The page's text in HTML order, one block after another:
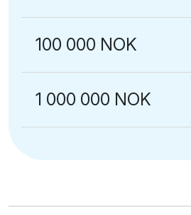
100 000 NOK
1 000 000 NOK